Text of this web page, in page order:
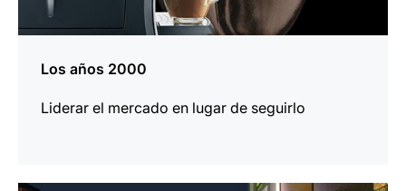
Los años 2000
Liderar el mercado en lugar de seguirlo